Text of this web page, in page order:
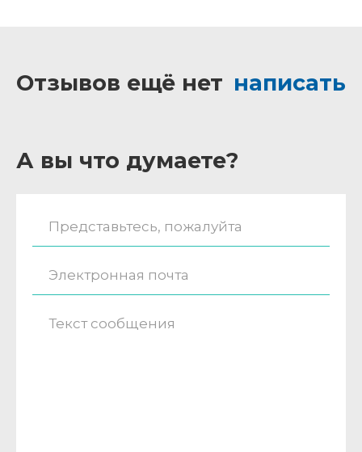
Отзывов ещё нет написать
А вы что думаете?